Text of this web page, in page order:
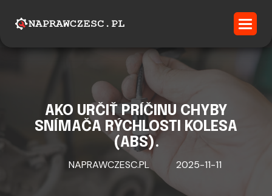
AKO URČIŤ PRÍČINU CHYBY
SNÍMAČA RÝCHLOSTI KOLESA
(ABS).
NAPRAWCZESC.PL 2025-11-11